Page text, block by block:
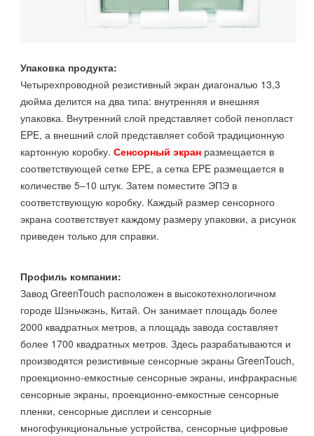
Упаковка продукта:
Четырехпроводной резистивный экран диагональю 13,3
дюйма делится на два типа: внутренняя и внешняя
упаковка. Внутренний слой представляет собой пенопласт
EPE, а внешний слой представляет собой традиционную
картонную коробку. Сенсорный экранразмещается в
соответствующей сетке EPE, а сетка EPE размещается в
количестве 5–10 штук. Затем поместите ЭПЭ в
соответствующую коробку. Каждый размер сенсорного
экрана соответствует каждому размеру упаковки, а рисунок
приведен только для справки.
Профиль компании:
Завод GreenTouch расположен в высокотехнологичном
городе Шэньчжэнь, Китай. Он занимает площадь более
2000 квадратных метров, а площадь завода составляет
более 1700 квадратных метров. Здесь разрабатываются и
производятся резистивные сенсорные экраны GreenTouch,
проекционно-емкостные сенсорные экраны, инфракрасные
сенсорные экраны, проекционно-емкостные сенсорные
пленки, сенсорные дисплеи и сенсорные
многофункциональные устройства, сенсорные цифровые